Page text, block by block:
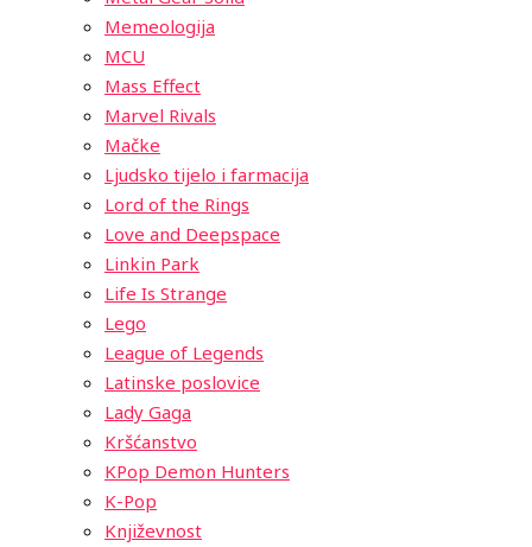
Memeologija
MCU
Mass Effect
Marvel Rivals
Mačke
Ljudsko tijelo i farmacija
Lord of the Rings
Love and Deepspace
Linkin Park
Life Is Strange
Lego
League of Legends
Latinske poslovice
Lady Gaga
Kršćanstvo
KPop Demon Hunters
K-Pop
Književnost